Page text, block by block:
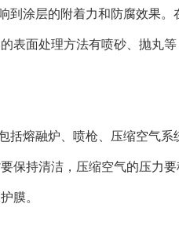
到涂层的附着力和防腐效果
表面处理方法有喷砂、抛丸
熔融炉、喷枪、压缩空气系
保持清洁，压缩空气的压力
膜。